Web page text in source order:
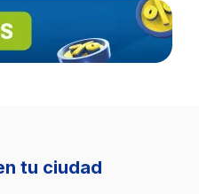
tu ciudad